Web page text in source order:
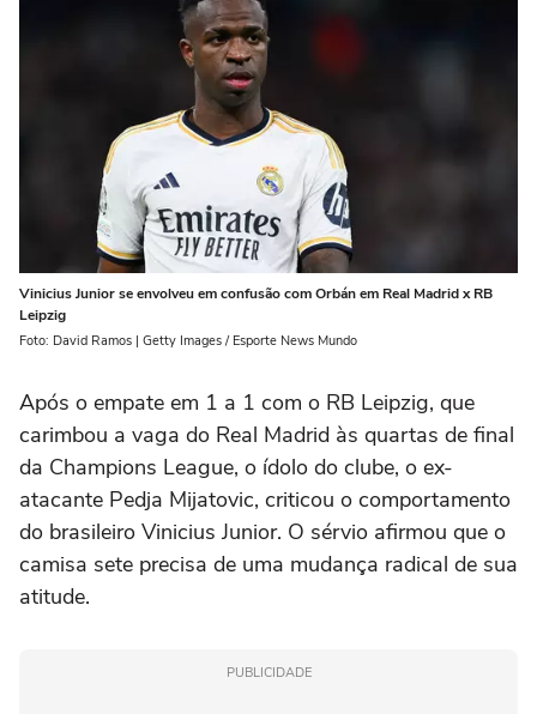
Vinicius Junior se envolveu em confusão com Orbán em Real Madrid x RB
Leipzig
Foto: David Ramos | Getty Images / Esporte News Mundo
Após o empate em 1 a 1 com o RB Leipzig, que
carimbou a vaga do Real Madrid às quartas de final
da Champions League, o ídolo do clube, o ex-
atacante Pedja Mijatovic, criticou o comportamento
do brasileiro Vinicius Junior. O sérvio afirmou que o
camisa sete precisa de uma mudança radical de sua
atitude.
PUBLICIDADE